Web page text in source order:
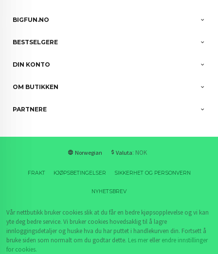
BIGFUN.NO
BESTSELGERE
DIN KONTO
OM BUTIKKEN
PARTNERE
Norwegian Valuta: NOK
FRAKT KJØPSBETINGELSER SIKKERHET OG PERSONVERN
NYHETSBREV
Vår nettbutikk bruker cookies slik at du får en bedre kjøpsopplevelse og vi kan
yte deg bedre service. Vi bruker cookies hovedsaklig til å lagre
innloggingsdetaljer og huske hva du har puttet i handlekurven din. Fortsett å
bruke siden som normalt om du godtar dette. Les merellerendre innstillinger
for cookies.